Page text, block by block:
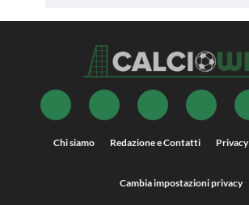
Chi siamo Redazione e Contatti Privacy
Cambia impostazioni privacy